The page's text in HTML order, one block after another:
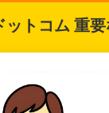
ットコム 重